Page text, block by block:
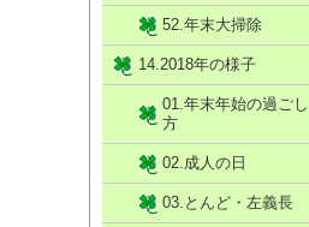
52.年末大掃除
14.2018年の様子
01.年末年始の過ごし
方
02.成人の日
03.とんど・左義長